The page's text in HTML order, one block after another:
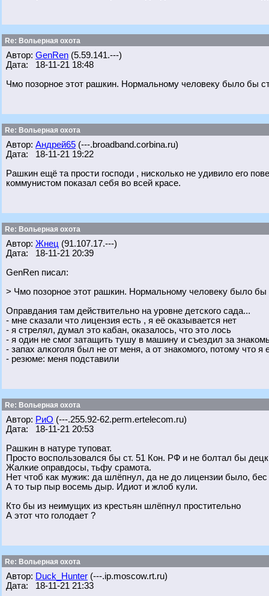
Re: Вольерная охота
Автор: GenRen (5.59.141.---)
Дата: 18-11-21 18:48
Чмо позорное этот рашкин. Нормальному человеку было бы
Re: Вольерная охота
Автор: Андрей65 (---.broadband.corbina.ru)
Дата: 18-11-21 19:22
Рашкин ещё та прости господи , нисколько не удивило его
коммунистом показал себя во всей красе.
Re: Вольерная охота
Автор: Жнец (91.107.17.---)
Дата: 18-11-21 20:39
GenRen писал:
> Чмо позорное этот рашкин. Нормальному человеку было бы
Оправдания там действительно на уровне детского сада...
- мне сказали что лицензия есть , я её оказывается нет
- я стрелял, думал это кабан, оказалось, что это лось
- я один не смог затащить тушу в машину и съездил за
- запах алкоголя был не от меня, а от знакомого, потому что я
- резюме: меня подставили
Re: Вольерная охота
Автор: РиО (---.255.92-62.perm.ertelecom.ru)
Дата: 18-11-21 20:53
Рашкин в натуре туповат.
Просто воспользовался бы ст. 51 Кон. РФ и не болтал бы
Жалкие оправдосы, тьфу срамота.
Нет чтоб как мужик: да шлёпнул, да не до лицензии было,
А то тыр пыр восемь дыр. Идиот и жлоб кули.
Кто бы из неимущих из крестьян шлёпнул простительно
А этот что голодает ?
Re: Вольерная охота
Автор: Duck_Hunter (---.ip.moscow.rt.ru)
Дата: 18-11-21 21:33